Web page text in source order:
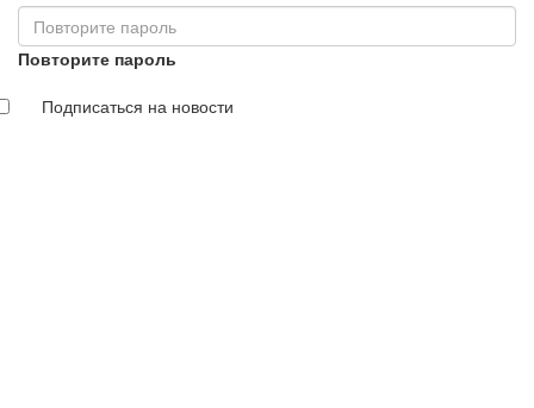
Повторите пароль
Подписаться на новости